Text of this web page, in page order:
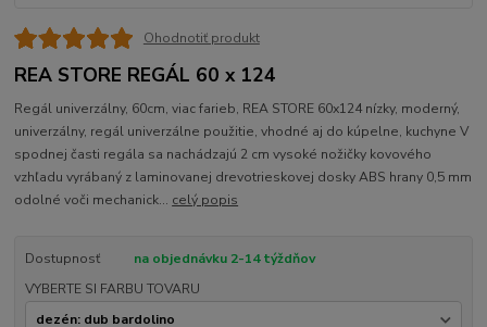
Ohodnotiť produkt
REA STORE REGÁL 60 x 124
Regál univerzálny, 60cm, viac farieb, REA STORE 60x124 nízky, moderný,
univerzálny, regál univerzálne použitie, vhodné aj do kúpelne, kuchyne V
spodnej časti regála sa nachádzajú 2 cm vysoké nožičky kovového
vzhľadu vyrábaný z laminovanej drevotrieskovej dosky ABS hrany 0,5 mm
odolné voči mechanick... celý popis
Dostupnosť
na objednávku 2-14 týždňov
VYBERTE SI FARBU TOVARU